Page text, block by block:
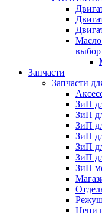
Масло
Запчасти
Запчасти
ЗиП
ЗиП
ЗиП
ЗиП
ЗиП
ЗиП
ЗиП
Цепи